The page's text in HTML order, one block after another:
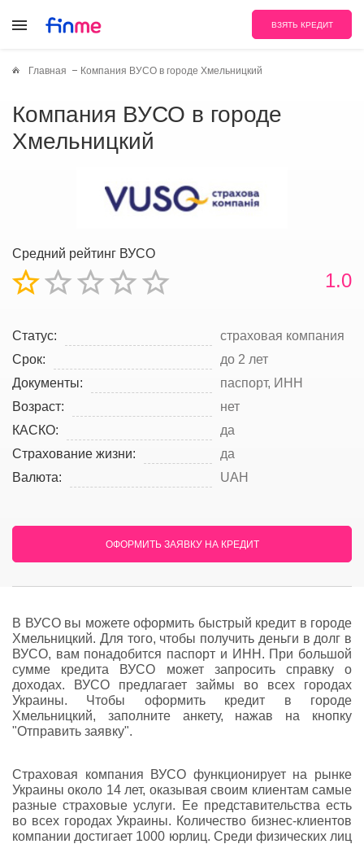
ВЗЯТЬ КРЕДИТ
Главная Компания ВУСО в городе Хмельницкий
Компания ВУСО в городе
Хмельницкий
Средний рейтинг ВУСО
1.0
Статус:
страховая компания
Срок:
до 2 лет
Документы:
паспорт, ИНН
Возраст:
нет
КАСКО:
да
Страхование жизни:
да
Валюта:
UAH
ОФОРМИТЬ ЗАЯВКУ НА КРЕДИТ
В ВУСО вы можете оформить быстрый кредит в городе
Хмельницкий. Для того, чтобы получить деньги в долг в
ВУСО, вам понадобится паспорт и ИНН. При большой
сумме кредита ВУСО может запросить справку о
доходах. ВУСО предлагает займы во всех городах
Украины. Чтобы оформить кредит в городе
Хмельницкий, заполните анкету, нажав на кнопку
"Отправить заявку".
Страховая компания ВУСО функционирует на рынке
Украины около 14 лет, оказывая своим клиентам самые
разные страховые услуги. Ее представительства есть
во всех городах Украины. Количество бизнес-клиентов
компании достигает 1000 юрлиц. Среди физических лиц